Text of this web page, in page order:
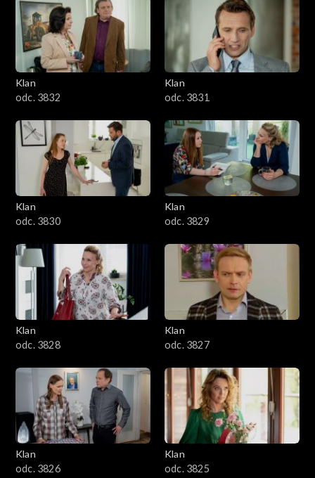
Klan
odc. 3832
Klan
odc. 3831
Klan
odc. 3830
Klan
odc. 3829
Klan
odc. 3828
Klan
odc. 3827
Klan
odc. 3826
Klan
odc. 3825